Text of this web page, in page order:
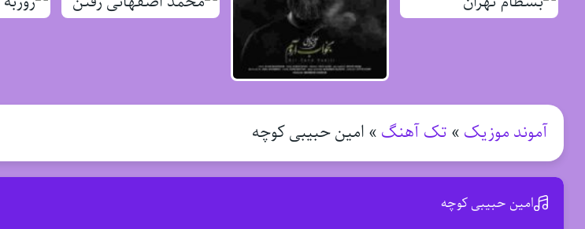
آموند موزیک » تک آهنگ » امین حبیبی کوچه
امین حبیبی کوچه